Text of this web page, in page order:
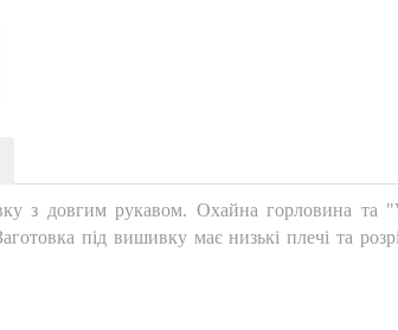
з довгим рукавом. Охайна горловина та
під вишивку має низькі плечі та